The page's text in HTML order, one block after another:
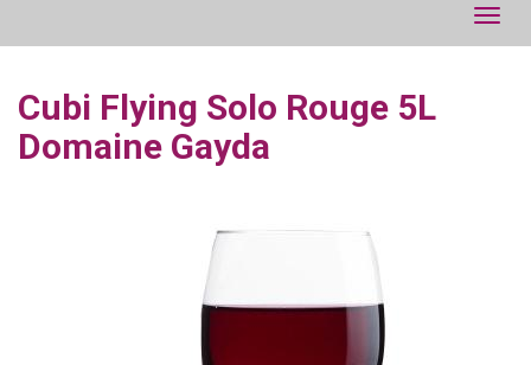
Cubi Flying Solo Rouge 5L
Domaine Gayda